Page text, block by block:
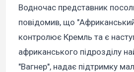
Водночас представник
повідомив, що
контролює Кремль та є
африканського підрозділу
"Вагнер", надає підтримку